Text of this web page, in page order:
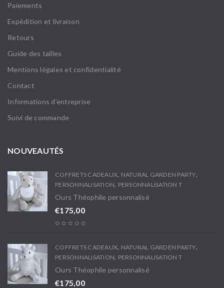
Paiements
Expédition et livraison
Retours
Guide des tailles
Mentions légales et confidentialité
Contact
Informations d’entreprise
Suivi de commande
NOUVEAUTÉS
COFFRETS CADEAUX, NATURAL GARDEN PARTY,
PERSONNALISATION, PERSONNALISATION T
Ours Théophile personnalisé
€175,00
COFFRETS CADEAUX, NATURAL GARDEN PARTY,
PERSONNALISATION, PERSONNALISATION T
Ours Théophile personnalisé
€175,00